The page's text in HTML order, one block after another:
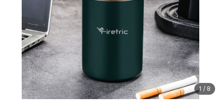
1 / 8